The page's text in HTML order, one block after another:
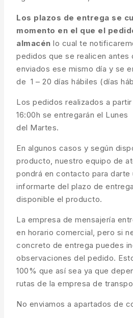
Los plazos de entrega se
momento en el que el
almacén lo cual te
pedidos que se realicen antes
enviados ese mismo día y se
de 1 – 20 días hábiles (días
Los pedidos realizados a
16:00h se entregarán el
del Martes.
En algunos casos y según
producto, nuestro equipo de
pondrá en contacto para darte
informarte del plazo de
disponible el producto.
La empresa de mensajería
en horario comercial, pero si
concreto de entrega puedes
observaciones del pedido.
100% que así sea ya que
rutas de la empresa de
No enviamos a apartados de